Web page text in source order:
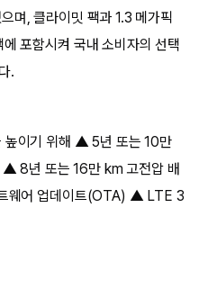
며, 클라이밋 팩과 1.3 메가픽
포함시켜 국내 소비자의 선택
.
높이기 위해 ▲ 5년 또는 10만
▲ 8년 또는 16만 km 고전압 배
웨어 업데이트(OTA) ▲ LTE 3